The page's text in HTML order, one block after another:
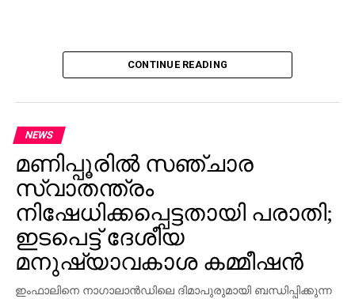
CONTINUE READING
NEWS
മണിപ്പൂരില്‍ സഞ്ചാര
സ്വാതന്ത്രം
നിഷേധിക്കപ്പെട്ടതായി പരാതി;
ഇടപെട്ട് ദേശീയ
മനുഷ്യാവകാശ കമ്മീഷന്‍
ഇംഫാലിനെ നാഗാലാന്‍ഡിലെ ദിമാപുരുമായി ബന്ധിപ്പിക്കുന്ന